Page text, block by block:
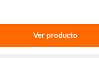
Ver producto